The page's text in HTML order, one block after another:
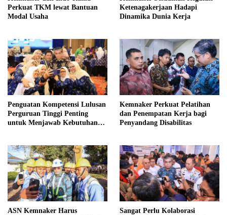
Perkuat TKM lewat Bantuan
Modal Usaha
Ketenagakerjaan Hadapi
Dinamika Dunia Kerja
Penguatan Kompetensi Lulusan
Perguruan Tinggi Penting
untuk Menjawab Kebutuhan
Kemnaker Perkuat Pelatihan
dan Penempatan Kerja bagi
Penyandang Disabilitas
ASN Kemnaker Harus
Sangat Perlu Kolaborasi